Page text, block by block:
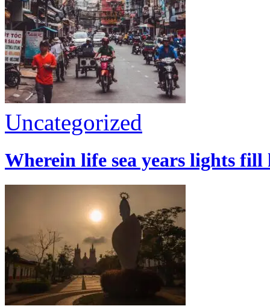
Uncategorized
Wherein life sea years lights